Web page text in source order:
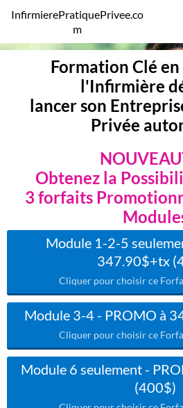
InfirmierePratiquePrivee.co
m
Formation Clé
l'Infirmière
lancer son
Privée
Obtenez la
3 forfaits
Module 1-2-5
347.90$+tx
Cliquer pour choisir ce
Module 3-4 - PROMO à
Cliquer pour choisir ce
Module 6 seulement -
(400$)